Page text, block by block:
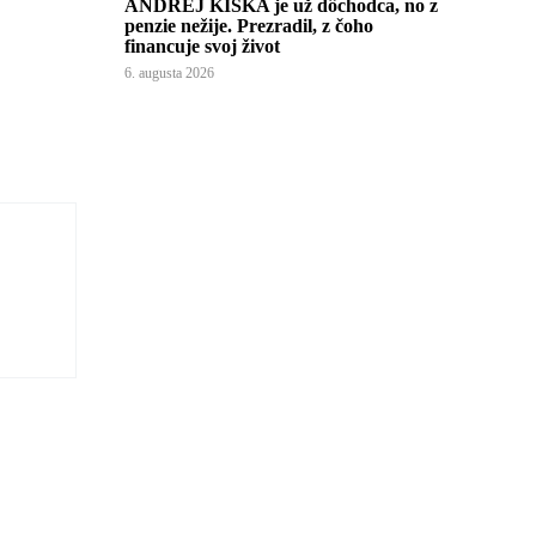
ANDREJ KISKA je už dôchodca, no z
penzie nežije. Prezradil, z čoho
financuje svoj život
6. augusta 2026